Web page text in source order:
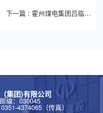
下一篇 : 霍州煤电集团吕临能化有限公司庞庞塔煤矿优化生产系统项目安全验
集团)有限公司
编：030045
4374065（传真）